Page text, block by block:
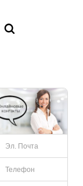

Эл. Почта
Телефон